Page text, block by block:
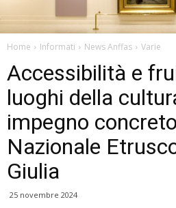
Home Informati News Anffas Varie
Accessibilità e
luoghi della
impegno
Nazionale
Giulia
25 novembre 2024